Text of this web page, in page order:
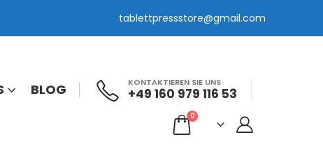
tablettpressstore@gmail.com
BLOG KONTAKTIEREN SIE UNS
+49 160 979 116 53
0